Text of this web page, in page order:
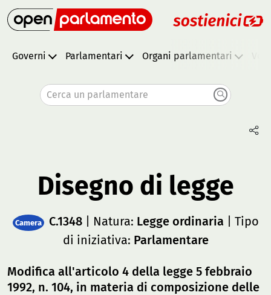
Governi Parlamentari Organi parlamentari
Cerca un parlamentare
Disegno di legge
Camera C.1348| Natura: Legge ordinaria | Tipo
di iniziativa: Parlamentare
Modifica all'articolo 4 della legge 5 febbraio
1992, n. 104, in materia di composizione delle